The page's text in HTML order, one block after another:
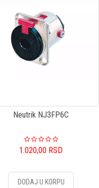
Neutrik NJ3FP6C
1.020,00 RSD
DODAJ U KORPU